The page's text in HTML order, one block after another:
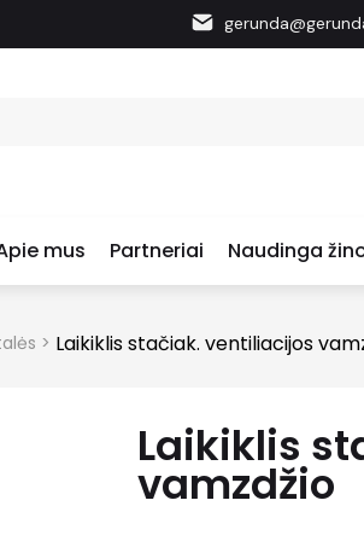
mus Partneriai Naudinga
> Laikiklis stačiak. ventiliacijos
Laikiklis
vamzdžio